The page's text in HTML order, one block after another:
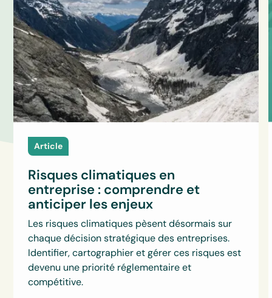
Article
Risques climatiques en
entreprise : comprendre et
anticiper les enjeux
Les risques climatiques pèsent désormais sur
chaque décision stratégique des entreprises.
Identifier, cartographier et gérer ces risques est
devenu une priorité réglementaire et
compétitive.